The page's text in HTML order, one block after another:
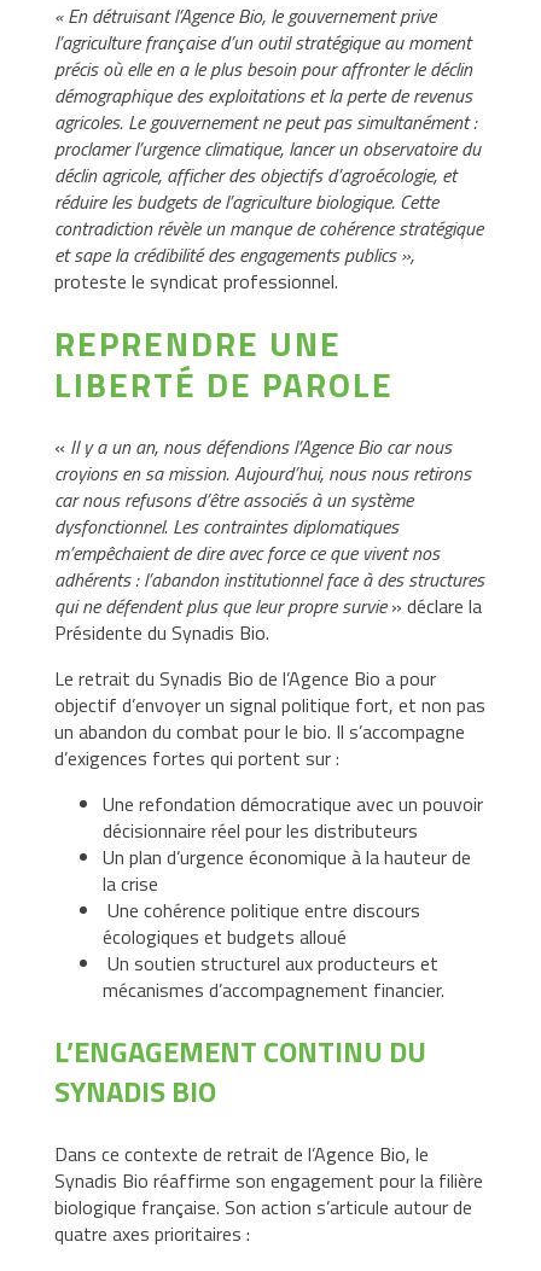
« En détruisant l’Agence Bio, le gouvernement prive
l’agriculture française d’un outil stratégique au moment
précis où elle en a le plus besoin pour affronter le déclin
démographique des exploitations et la perte de revenus
agricoles. Le gouvernement ne peut pas simultanément :
proclamer l’urgence climatique, lancer un observatoire du
déclin agricole, afficher des objectifs d’agroécologie, et
réduire les budgets de l’agriculture biologique. Cette
contradiction révèle un manque de cohérence stratégique
et sape la crédibilité des engagements publics »,
proteste le syndicat professionnel.
REPRENDRE UNE
LIBERTÉ DE PAROLE
« Il y a un an, nous défendions l’Agence Bio car nous
croyions en sa mission. Aujourd’hui, nous nous retirons
car nous refusons d’être associés à un système
dysfonctionnel. Les contraintes diplomatiques
m’empêchaient de dire avec force ce que vivent nos
adhérents : l’abandon institutionnel face à des structures
qui ne défendent plus que leur propre survie» déclare la
Présidente du Synadis Bio.
Le retrait du Synadis Bio de l’Agence Bio a pour
objectif d’envoyer un signal politique fort, et non pas
un abandon du combat pour le bio. Il s’accompagne
d’exigences fortes qui portent sur :
Une refondation démocratique avec un pouvoir
décisionnaire réel pour les distributeurs
Un plan d’urgence économique à la hauteur de
la crise
Une cohérence politique entre discours
écologiques et budgets alloué
Un soutien structurel aux producteurs et
mécanismes d’accompagnement financier.
L’ENGAGEMENT CONTINU DU
SYNADIS BIO
Dans ce contexte de retrait de l’Agence Bio, le
Synadis Bio réaffirme son engagement pour la filière
biologique française. Son action s’articule autour de
quatre axes prioritaires :